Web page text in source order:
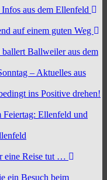
aus dem Ellenfeld
auf einem guten Weg
Ballweiler aus dem
– Aktuelles aus
ins Positive drehen!
Feiertag: Ellenfeld und
eine Reise tut …
ein Besuch beim